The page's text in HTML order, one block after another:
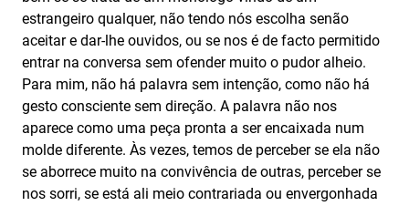
estrangeiro qualquer, não tendo nós escolha senão
aceitar e dar-lhe ouvidos, ou se nos é de facto permitido
entrar na conversa sem ofender muito o pudor alheio.
Para mim, não há palavra sem intenção, como não há
gesto consciente sem direção. A palavra não nos
aparece como uma peça pronta a ser encaixada num
molde diferente. Às vezes, temos de perceber se ela não
se aborrece muito na convivência de outras, perceber se
nos sorri, se está ali meio contrariada ou envergonhada